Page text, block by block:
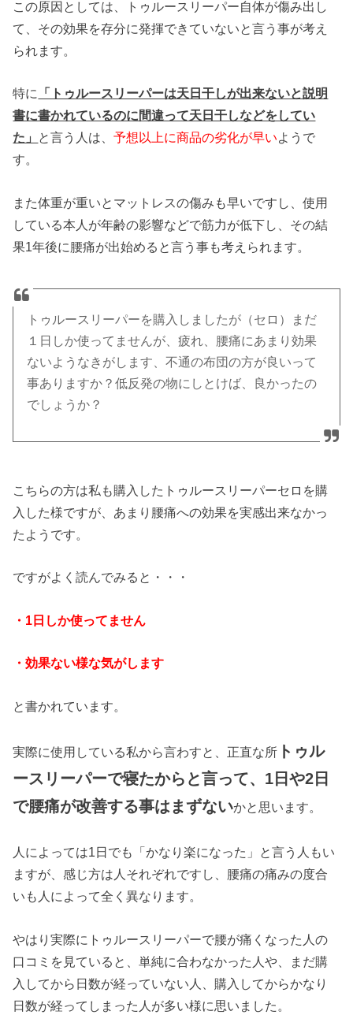
この原因としては、トゥルースリーパー自体が傷み出し
て、その効果を存分に発揮できていないと言う事が考え
られます。
特に
「トゥルースリーパーは天日干しが出来ないと説明
書に書かれているのに間違って天日干しなどをしてい
た」 と言う人は、予想以上に商品の劣化が早いようで
す。
また体重が重いとマットレスの傷みも早いですし、使用
している本人が年齢の影響などで筋力が低下し、その結
果1年後に腰痛が出始めると言う事も考えられます。
トゥルースリーパーを購入しましたが（セロ）まだ
１日しか使ってませんが、疲れ、腰痛にあまり効果
ないようなきがします、不通の布団の方が良いって
事ありますか？低反発の物にしとけば、良かったの
でしょうか？
こちらの方は私も購入したトゥルースリーパーセロを購
入した様ですが、あまり腰痛への効果を実感出来なかっ
たようです。
ですがよく読んでみると・・・
・1日しか使ってません
・効果ない様な気がします
と書かれています。
実際に使用している私から言わすと、正直な所 トゥル
ースリーパーで寝たからと言って、1日や2日
で腰痛が改善する事はまずないかと思います。
人によっては1日でも「かなり楽になった」と言う人もい
ますが、感じ方は人それぞれですし、腰痛の痛みの度合
いも人によって全く異なります。
やはり実際にトゥルースリーパーで腰が痛くなった人の
口コミを見ていると、単純に合わなかった人や、まだ購
入してから日数が経っていない人、購入してからかなり
日数が経ってしまった人が多い様に思いました。